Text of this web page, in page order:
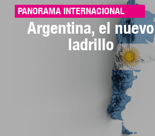
PANORAMA INTERNACIONAL
Argentina, el nuevo
ladrillo